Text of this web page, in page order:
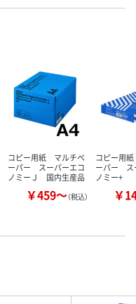
コピー用紙 マルチペ
ーパー スーパーエコ
ノミーＪ 国内生産品
￥459～（税込）
コピー用
ーパー ス
ノミー+
￥